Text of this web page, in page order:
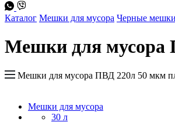
Каталог Мешки для мусора Черные
Мешки для мусора
Мешки для мусора ПВД 220л 50 мкм
Мешки для мусора
30 л